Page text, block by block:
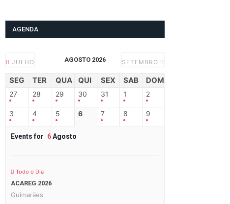
AGENDA
JULHO AGOSTO 2026 SETEMBRO
SEG TER QUA QUI SEX SAB DOM
27 28 29 30 31 1 2
3 4 5 6 7 8 9
Events for 6Agosto
Todo o Dia
ACAREG 2026
Guimarães